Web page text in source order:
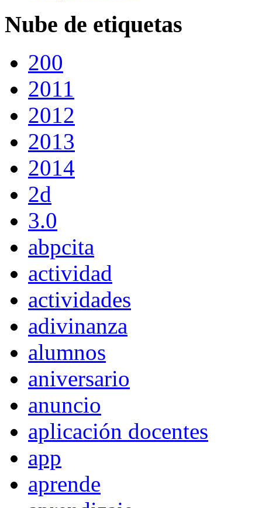
Nube de etiquetas
200
2011
2012
2013
2014
2d
3.0
abpcita
actividad
actividades
adivinanza
alumnos
aniversario
anuncio
aplicación docentes
app
aprende